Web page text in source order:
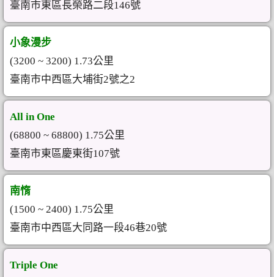
臺南市東區長榮路二段146號
小象漫步
(3200 ~ 3200) 1.73公里
臺南市中西區大埔街2號之2
All in One
(68800 ~ 68800) 1.75公里
臺南市東區慶東街107號
南惰
(1500 ~ 2400) 1.75公里
臺南市中西區大同路一段46巷20號
Triple One